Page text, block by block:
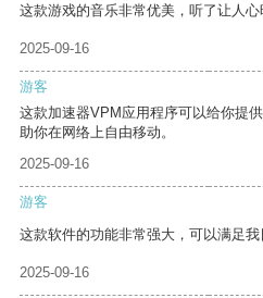
这款游戏的音乐非常优美，听了让人心
2025-09-16
游客
这款加速器VPM应用程序可以给你提
助你在网络上自由移动。
2025-09-16
游客
这款软件的功能非常强大，可以满足我
2025-09-16